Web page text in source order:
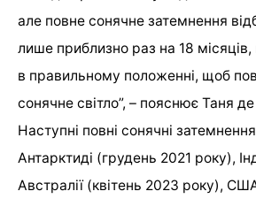
але повне сонячне затемнення
лише приблизно раз на 18
в правильному положенні, щоб
сонячне світло”, – пояснює Таня
Наступні повні сонячні
Антарктиді (грудень 2021 року),
Австралії (квітень 2023 року),